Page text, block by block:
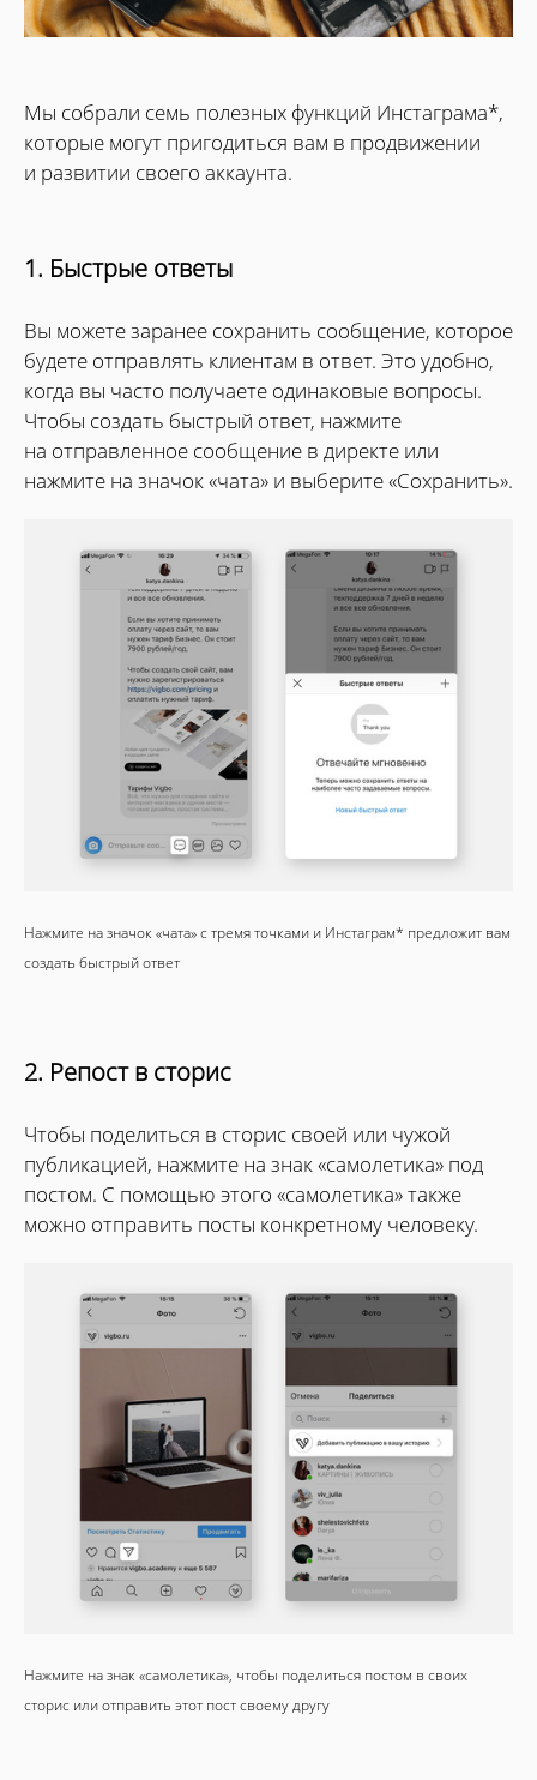
Мы cобрали семь полезных функций Инстаграма*,
которые могут пригодиться вам в продвижении
и развитии своего аккаунта.
1. Быстрые ответы
Вы можете заранее сохранить сообщение, которое
будете отправлять клиентам в ответ. Это удобно,
когда вы часто получаете одинаковые вопросы.
Чтобы создать быстрый ответ, нажмите
на отправленное сообщение в директе или
нажмите на значок «чата» и выберите «Сохранить».
Нажмите на значок «чата» с тремя точками и Инстаграм* предложит вам
создать быстрый ответ
2. Репост в сторис
Чтобы поделиться в сторис своей или чужой
публикацией, нажмите на знак «самолетика» под
постом. С помощью этого «самолетика» также
можно отправить посты конкретному человеку.
Нажмите на знак «самолетика», чтобы поделиться постом в своих
сторис или отправить этот пост своему другу